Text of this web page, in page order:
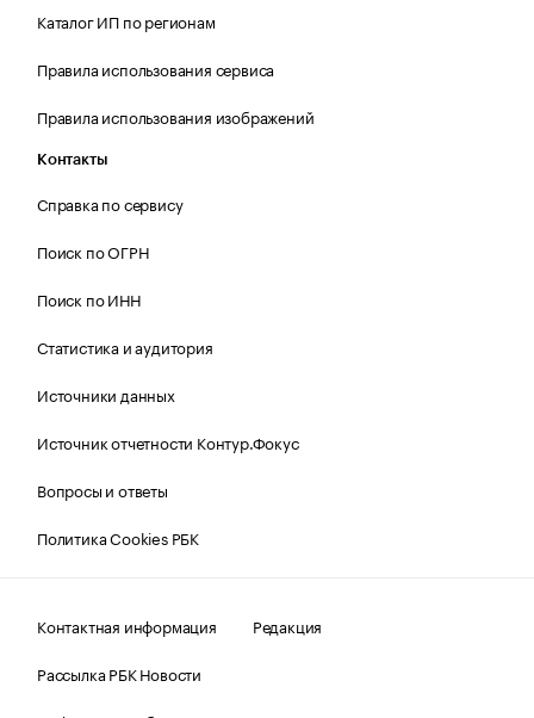
Каталог ИП по регионам
Правила использования сервиса
Правила использования изображений
Контакты
Справка по сервису
Поиск по ОГРН
Поиск по ИНН
Статистика и аудитория
Источники данных
Источник отчетности Контур.Фокус
Вопросы и ответы
Политика Cookies РБК
Контактная информация
Редакция
Рассылка РБК Новости